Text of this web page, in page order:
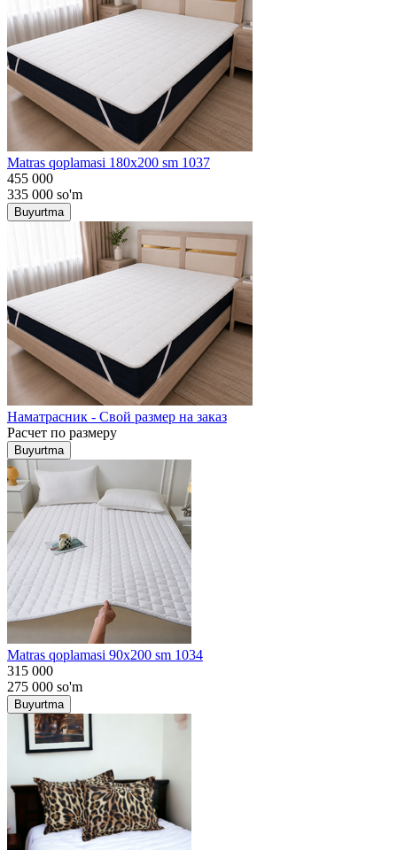
Matras qoplamasi 180x200 sm 1037
455 000
335 000 so'm
Buyurtma
Наматрасник - Свой размер на заказ
Расчет по размеру
Buyurtma
Matras qoplamasi 90x200 sm 1034
315 000
275 000 so'm
Buyurtma